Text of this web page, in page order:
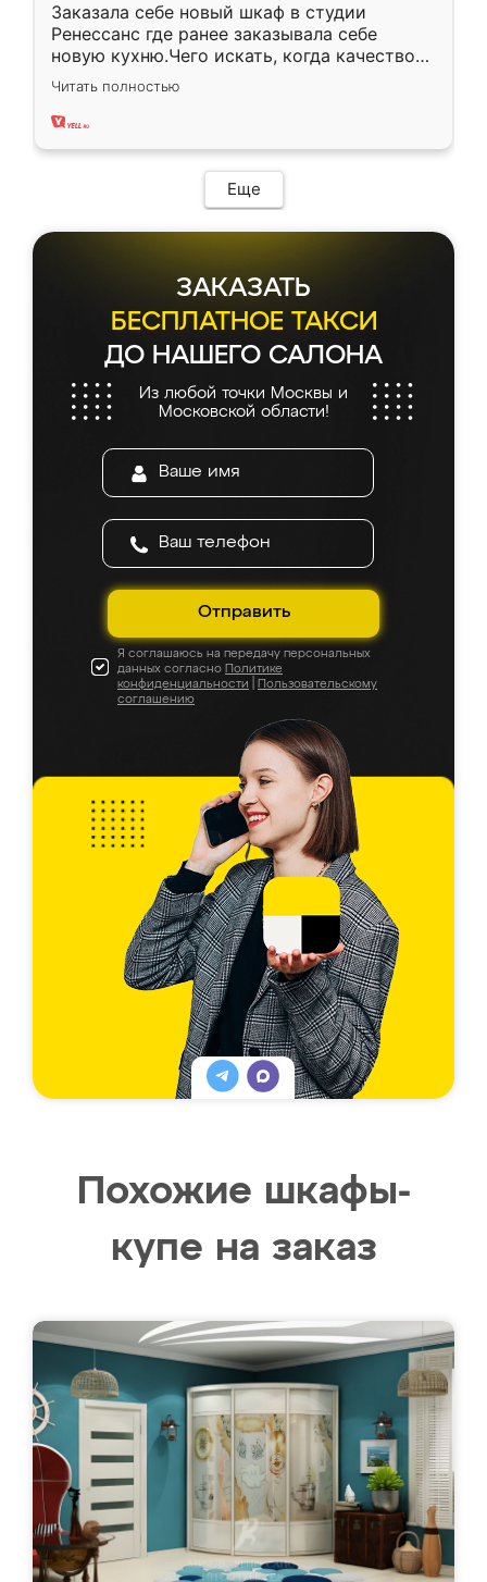
Заказала себе новый шкаф в студии
Ренессанс где ранее заказывала себе
новую кухню.Чего искать, когда качеством
вполне довольна. Служит кухня уже почти
два года, нареканий нет.
Читать полностью
Еще
ЗАКАЗАТЬ
БЕСПЛАТНОЕ ТАКСИ
ДО НАШЕГО САЛОНА
Из любой точки Москвы и
Московской области!
Отправить
Я соглашаюсь на передачу персональных
данных согласно Политике
конфиденциальности
Пользовательскому
соглашению
Похожие шкафы-
купе на заказ